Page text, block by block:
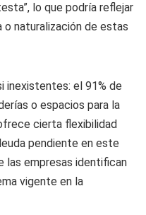
lo que podría reflejar
o naturalización de estas
inexistentes: el 91% de
o espacios para la
cierta flexibilidad
pendiente en este
las empresas identifican
vigente en la